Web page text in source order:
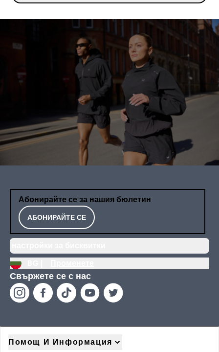
Абонирайте се за нашия бюлетин
АБОНИРАЙТЕ СЕ
Свържете се с нас
Помощ И Информация